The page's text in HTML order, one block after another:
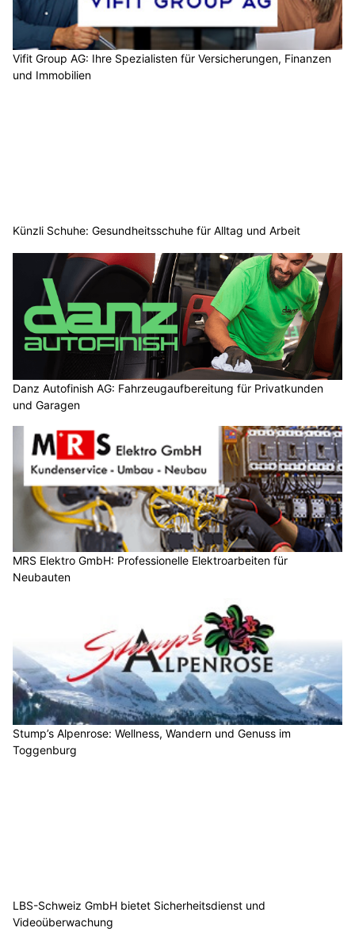
Vifit Group AG: Ihre Spezialisten für Versicherungen, Finanzen
und Immobilien
Künzli Schuhe: Gesundheitsschuhe für Alltag und Arbeit
Danz Autofinish AG: Fahrzeugaufbereitung für Privatkunden
und Garagen
MRS Elektro GmbH: Professionelle Elektroarbeiten für
Neubauten
Stump’s Alpenrose: Wellness, Wandern und Genuss im
Toggenburg
LBS-Schweiz GmbH bietet Sicherheitsdienst und
Videoüberwachung